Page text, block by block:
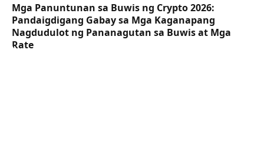
Mga Panuntunan sa Buwis ng Crypto 2026:
Pandaigdigang Gabay sa Mga Kaganapang
Nagdudulot ng Pananagutan sa Buwis at Mga
Rate